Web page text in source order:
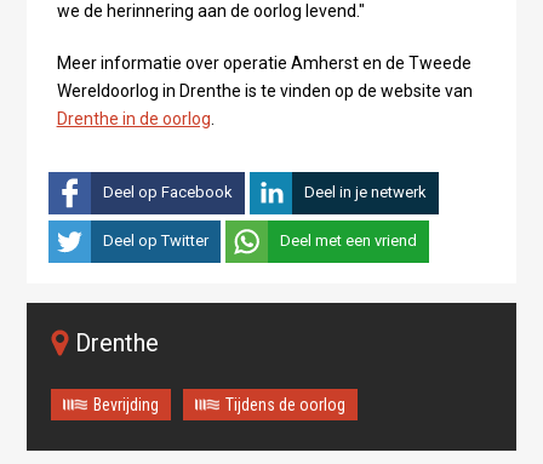
we de herinnering aan de oorlog levend."
Meer informatie over operatie Amherst en de Tweede
Wereldoorlog in Drenthe is te vinden op de website van
Drenthe in de oorlog
Deel op Facebook Deel in je netwerk
Deel op Twitter Deel met een vriend
Drenthe
Bevrijding Tijdens de oorlog